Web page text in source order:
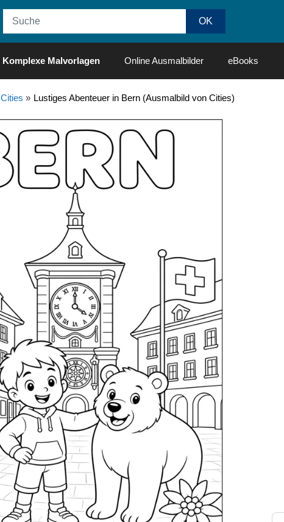
Komplexe Malvorlagen Online Ausmalbilder eBooks
Cities » Lustiges Abenteuer in Bern (Ausmalbild von Cities)